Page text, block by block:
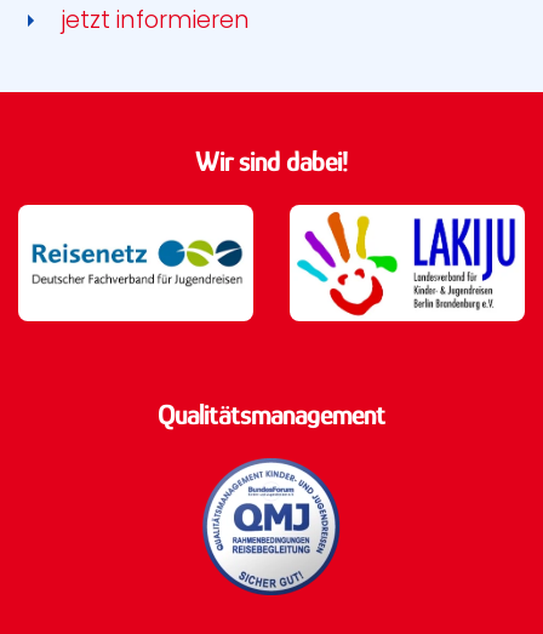
jetzt informieren
Wir sind dabei!
Qualitätsmanagement